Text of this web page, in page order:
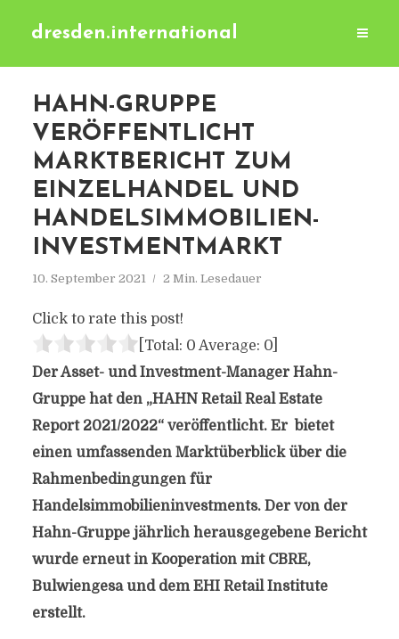
dresden.international
HAHN-GRUPPE
VERÖFFENTLICHT
MARKTBERICHT ZUM
EINZELHANDEL UND
HANDELSIMMOBILIEN-
INVESTMENTMARKT
10. September 2021 2 Min. Lesedauer
Click to rate this post!
[Total: 0 Average: 0]
Der Asset- und Investment-Manager Hahn-
Gruppe hat den „HAHN Retail Real Estate
Report 2021/2022“ veröffentlicht. Er bietet
einen umfassenden Marktüberblick über die
Rahmenbedingungen für
Handelsimmobilieninvestments. Der von der
Hahn-Gruppe jährlich herausgegebene Bericht
wurde erneut in Kooperation mit CBRE,
Bulwiengesa und dem EHI Retail Institute
erstellt.